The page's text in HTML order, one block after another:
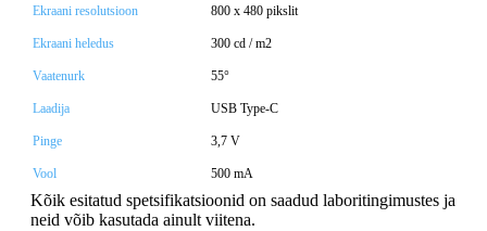
Ekraani resolutsioon 800 x 480 pikslit
Ekraani heledus 300 cd / m2
Vaatenurk 55°
Laadija USB Type-C
Pinge 3,7 V
Vool 500 mA
Kõik esitatud spetsifikatsioonid on saadud laboritingimustes ja
neid võib kasutada ainult viitena.